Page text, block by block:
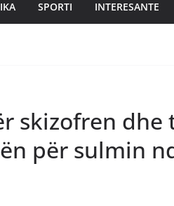
SPORTI INTERESANTE
skizofren dhe
për sulmin